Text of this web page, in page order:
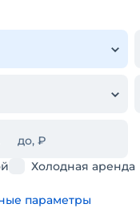
до, ₽
Холодная аренда
параметры